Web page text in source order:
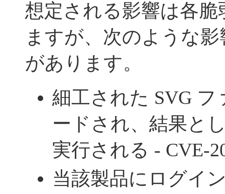
想定される影響は各
ますが、次のような
があります。
細工された SVG
ードされ、結果と
実行される - CVE-
当該製品にログイ